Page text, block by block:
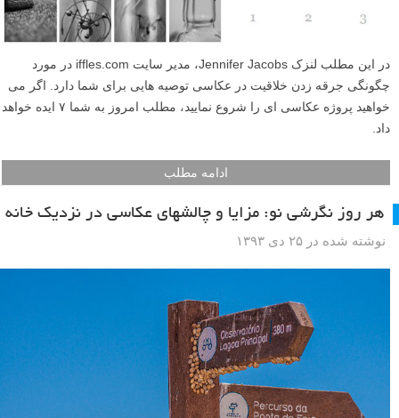
در این مطلب لنزک Jennifer Jacobs، مدیر سایت iffles.com در مورد
چگونگی جرقه زدن خلاقیت در عکاسی توصیه هایی برای شما دارد. اگر می
خواهید پروژه عکاسی ای را شروع نمایید، مطلب امروز به شما ۷ ایده خواهد
داد.
ادامه مطلب
هر روز نگرشی نو: مزایا و چالشهای عکاسی در نزدیک خانه
نوشته شده در ۲۵ دی ۱۳۹۳